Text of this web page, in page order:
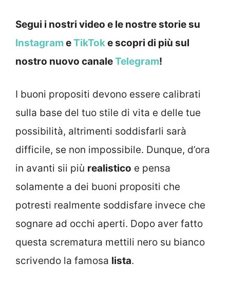
Segui i nostri video e le nostre storie su
InstagrameTikToke scopri di più sul
nostro nuovo canaleTelegram!
I buoni propositi devono essere calibrati
sulla base del tuo stile di vita e delle tue
possibilità, altrimenti soddisfarli sarà
difficile, se non impossibile. Dunque, d’ora
in avanti sii più realistico e pensa
solamente a dei buoni propositi che
potresti realmente soddisfare invece che
sognare ad occhi aperti. Dopo aver fatto
questa scrematura mettili nero su bianco
scrivendo la famosa lista.